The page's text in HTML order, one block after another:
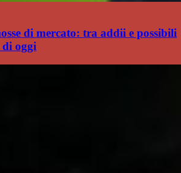
di mercato: tra addii e possibili
di oggi